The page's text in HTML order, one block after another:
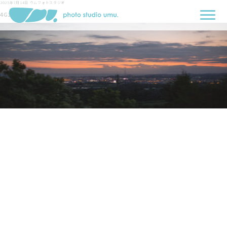
2025年7月14日 ウムフォトスタジオ
4G1A4616